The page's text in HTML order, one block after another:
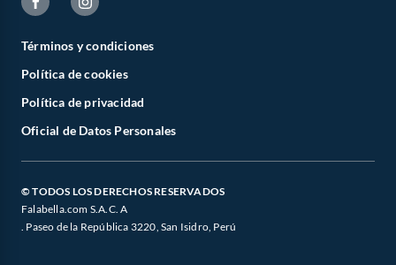
Términos y condiciones
Política de cookies
Política de privacidad
Oficial de Datos Personales
© TODOS LOS DERECHOS RESERVADOS
Falabella.com S.A.C. A
. Paseo de la República 3220, San Isidro, Perú